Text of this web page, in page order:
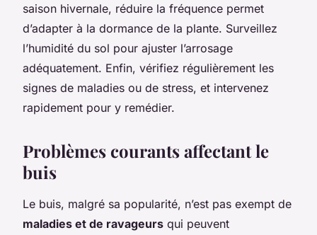
saison hivernale, réduire la fréquence permet
d’adapter à la dormance de la plante. Surveillez
l’humidité du sol pour ajuster l’arrosage
adéquatement. Enfin, vérifiez régulièrement les
signes de maladies ou de stress, et intervenez
rapidement pour y remédier.
Problèmes courants affectant le
buis
Le buis, malgré sa popularité, n’est pas exempt de
maladies et de ravageurs qui peuvent